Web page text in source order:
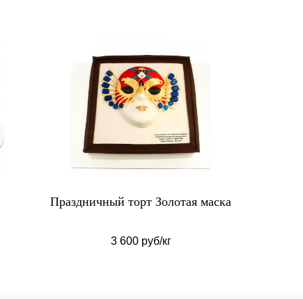
Праздничный торт Золотая маска
3 600 руб/кг